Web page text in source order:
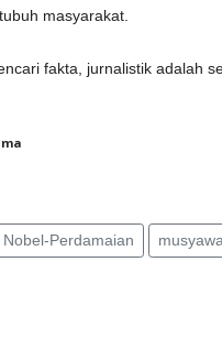
masyarakat.
fakta, jurnalistik adalah
Nobel-Perdamaian